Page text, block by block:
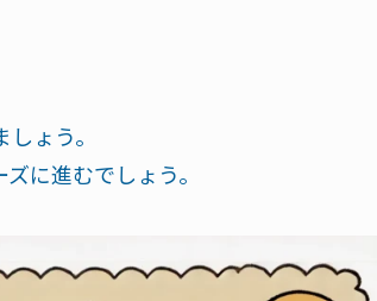
ょう。
に進むでしょう。